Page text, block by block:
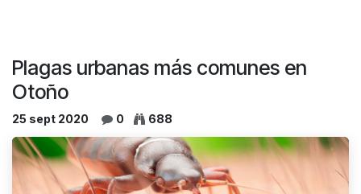
Plagas urbanas más comunes en
Otoño
25 sept 2020 0 688